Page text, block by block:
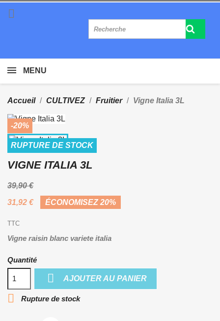

MENU
Accueil CULTIVEZ Fruitier Vigne Italia 3L
-20%
RUPTURE DE STOCK
VIGNE ITALIA 3L
39,90 €
31,92 €
ÉCONOMISEZ 20%
TTC
Vigne raisin blanc variete italia
Quantité
 AJOUTER AU PANIER
 Rupture de stock